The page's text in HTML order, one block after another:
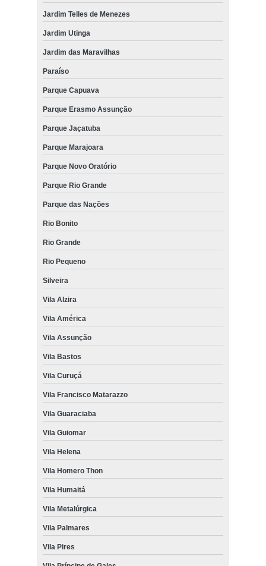
Jardim Telles de Menezes
Jardim Utinga
Jardim das Maravilhas
Paraíso
Parque Capuava
Parque Erasmo Assunção
Parque Jaçatuba
Parque Marajoara
Parque Novo Oratório
Parque Rio Grande
Parque das Nações
Rio Bonito
Rio Grande
Rio Pequeno
Silveira
Vila Alzira
Vila América
Vila Assunção
Vila Bastos
Vila Curuçá
Vila Francisco Matarazzo
Vila Guaraciaba
Vila Guiomar
Vila Helena
Vila Homero Thon
Vila Humaitá
Vila Metalúrgica
Vila Palmares
Vila Pires